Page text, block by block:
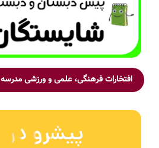
افتخارات فرهنگی، علمی و ورزشی مدرسه